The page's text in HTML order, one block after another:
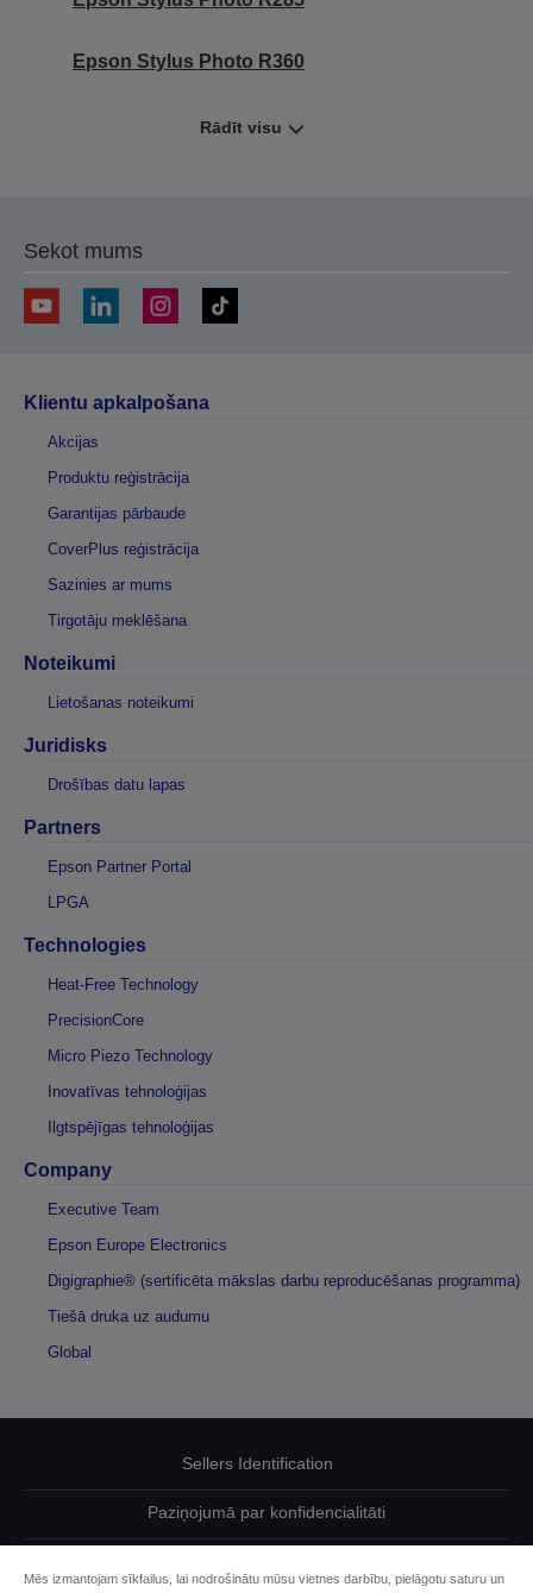
Epson Stylus Photo R360
Rādīt visu
Sekot mums
Klientu apkalpošana
Akcijas
Produktu reģistrācija
Garantijas pārbaude
CoverPlus reģistrācija
Sazinies ar mums
Tirgotāju meklēšana
Noteikumi
Lietošanas noteikumi
Juridisks
Drošības datu lapas
Partners
Epson Partner Portal
LPGA
Technologies
Heat-Free Technology
PrecisionCore
Micro Piezo Technology
Inovatīvas tehnoloģijas
Ilgtspējīgas tehnoloģijas
Company
Executive Team
Epson Europe Electronics
Digigraphie® (sertificēta mākslas darbu reproducēšanas programma)
Tiešā druka uz audumu
Global
Sellers Identification
Paziņojumā par konfidencialitāti
Mēs izmantojam sīkfailus, lai nodrošinātu mūsu vietnes darbību, pielāgotu saturu un